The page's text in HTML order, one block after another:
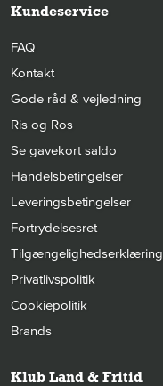
Kundeservice
FAQ
Kontakt
Gode råd & vejledning
Ris og Ros
Se gavekort saldo
Handelsbetingelser
Leveringsbetingelser
Fortrydelsesret
Tilgængelighedserklæring
Privatlivspolitik
Cookiepolitik
Brands
Klub Land & Fritid